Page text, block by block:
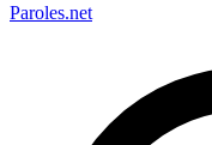
Paroles.net